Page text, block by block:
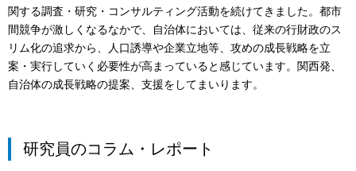
関する調査・研究・コンサルティング活動を続けてきました。都市
間競争が激しくなるなかで、自治体においては、従来の行財政のス
リム化の追求から、人口誘導や企業立地等、攻めの成長戦略を立
案・実行していく必要性が高まっていると感じています。関西発、
自治体の成長戦略の提案、支援をしてまいります。
研究員のコラム・レポート